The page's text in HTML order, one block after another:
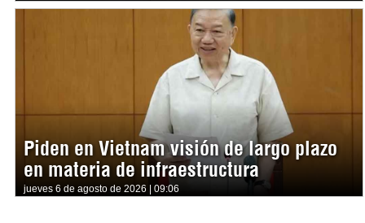
Piden en Vietnam visión de largo plazo
en materia de infraestructura
jueves 6 de agosto de 2026 | 09:06